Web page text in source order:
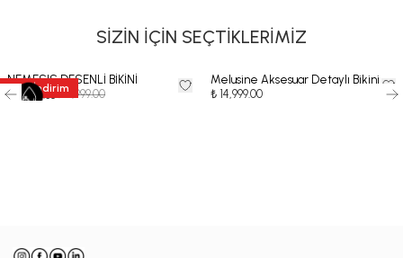
SİZİN İÇİN SEÇTİKLERİMİZ
35 %İndirim
NEMESIS DESENLİ BİKİNİ
₺ 7,799.35 ₺ 11,999.00
Melusine Aksesuar Detaylı Bikini
₺ 14,999.00